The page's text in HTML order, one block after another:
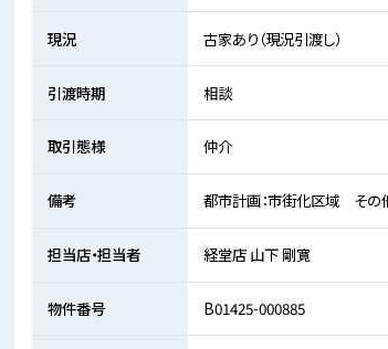
現況 古家あり（現況引渡し）
引渡時期 相談
取引態様 仲介
備考 都市計画：市街化区域 その
担当店・担当者 経堂店 山下 剛寛
物件番号 B01425-000885